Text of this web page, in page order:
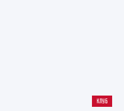
КЛУБ